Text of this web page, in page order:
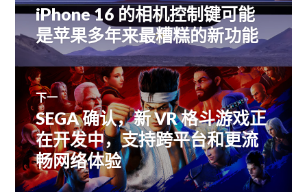
章
导
航
上
篇
文
iPhone 16 的相机控制键可能
是苹果多年来最糟糕的新功能
下一
下
篇
文
章：
SEGA 确认，新 VR 格斗游戏正
在开发中，支持跨平台和更流
畅网络体验